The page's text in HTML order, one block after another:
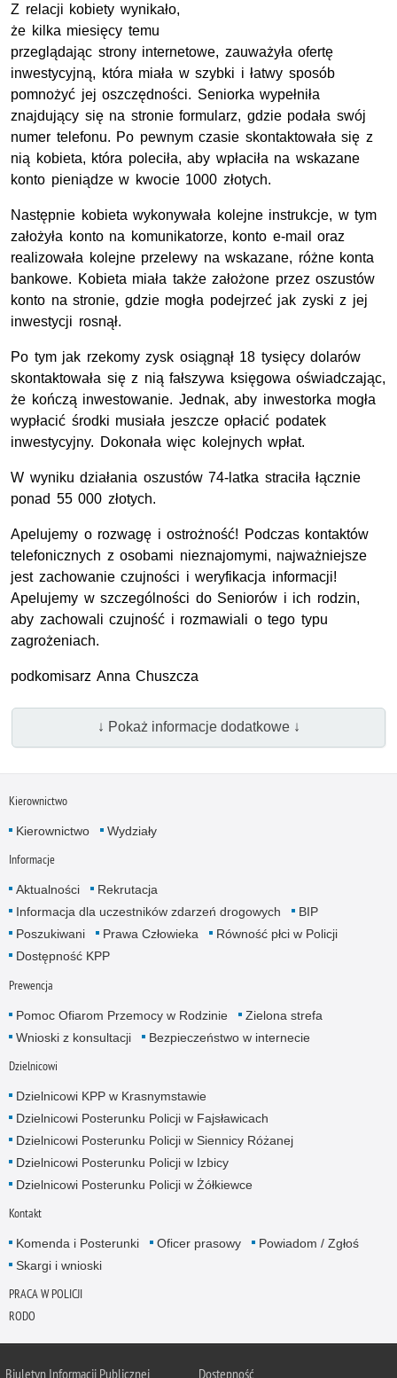
Z relacji kobiety wynikało,
że kilka miesięcy temu
przeglądając strony internetowe, zauważyła ofertę
inwestycyjną, która miała w szybki i łatwy sposób
pomnożyć jej oszczędności. Seniorka wypełniła
znajdujący się na stronie formularz, gdzie podała swój
numer telefonu. Po pewnym czasie skontaktowała się z
nią kobieta, która poleciła, aby wpłaciła na wskazane
konto pieniądze w kwocie 1000 złotych.
Następnie kobieta wykonywała kolejne instrukcje, w tym
założyła konto na komunikatorze, konto e-mail oraz
realizowała kolejne przelewy na wskazane, różne konta
bankowe. Kobieta miała także założone przez oszustów
konto na stronie, gdzie mogła podejrzeć jak zyski z jej
inwestycji rosnął.
Po tym jak rzekomy zysk osiągnął 18 tysięcy dolarów
skontaktowała się z nią fałszywa księgowa oświadczając,
że kończą inwestowanie. Jednak, aby inwestorka mogła
wypłacić środki musiała jeszcze opłacić podatek
inwestycyjny. Dokonała więc kolejnych wpłat.
W wyniku działania oszustów 74-latka straciła łącznie
ponad 55 000 złotych.
Apelujemy o rozwagę i ostrożność! Podczas kontaktów
telefonicznych z osobami nieznajomymi, najważniejsze
jest zachowanie czujności i weryfikacja informacji!
Apelujemy w szczególności do Seniorów i ich rodzin,
aby zachowali czujność i rozmawiali o tego typu
zagrożeniach.
podkomisarz Anna Chuszcza
↓ Pokaż informacje dodatkowe ↓
Kierownictwo
Kierownictwo Wydziały
Informacje
Aktualności
Rekrutacja
Informacja dla uczestników zdarzeń drogowych
BIP
Poszukiwani
Prawa Człowieka
Równość płci w Policji
Dostępność KPP
Prewencja
Pomoc Ofiarom Przemocy w Rodzinie
Zielona strefa
Wnioski z konsultacji
Bezpieczeństwo w internecie
Dzielnicowi
Dzielnicowi KPP w Krasnymstawie
Dzielnicowi Posterunku Policji w Fajsławicach
Dzielnicowi Posterunku Policji w Siennicy Różanej
Dzielnicowi Posterunku Policji w Izbicy
Dzielnicowi Posterunku Policji w Żółkiewce
Kontakt
Komenda i Posterunki Oficer prasowy
Powiadom / Zgłoś
Skargi i wnioski
PRACA W POLICJI
RODO
Biuletyn Informacji Publicznej Dostępność